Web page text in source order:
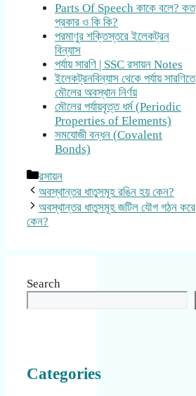
Parts Of Speech কাকে বলে? কত
প্রকার ও কি কি?
পরমাণুর শক্তিস্তরে ইলেকট্রন
বিন্যাস
পর্যায় সারণি | SSC রসায়ন Notes
ইলেকট্রনবিন্যাস থেকে পর্যায় সারণিতে
মৌলের অবস্থান নির্ণয়
মৌলের পর্যায়বৃত্ত ধর্ম (Periodic
Properties of Elements)
সমযোজী বন্ধন (Covalent
Bonds)
Categories
রসায়ন
অবস্থান্তর ধাতুসমূহ রঙিন হয় কেন?
অবস্থান্তর ধাতুসমূহ জটিল যৌগ গঠন করে
কেন?
Search
Categories